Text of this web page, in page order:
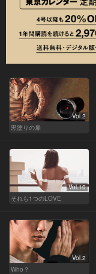
Vol.2
黒塗りの扉
Vol.10
それも1つのLOVE
Vol.2
Who？